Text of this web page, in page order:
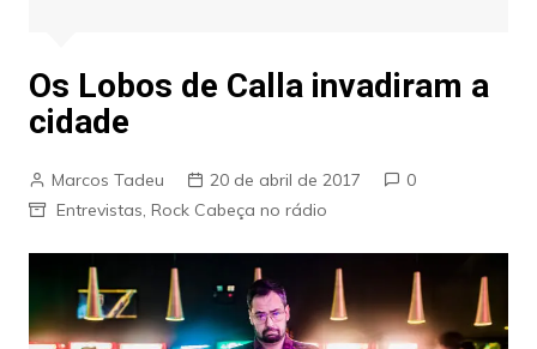
Os Lobos de Calla invadiram a
cidade
Marcos Tadeu 20 de abril de 2017
0
Entrevistas, Rock Cabeça no rádio